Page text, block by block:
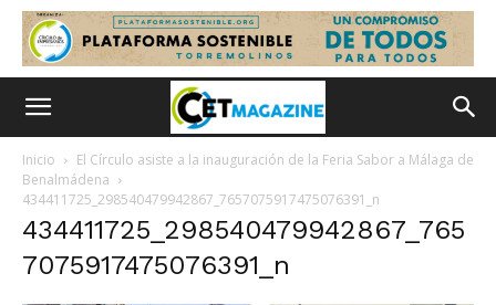
Inicio
El Círculo asiste a la inauguración de la Feria Sabor a Málaga de
Benalmádena
434411725_298540479942867_7657075917475076391_n
434411725_298540479942867_765
7075917475076391_n